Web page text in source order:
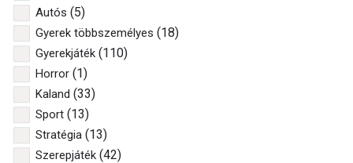
Autós (5)
Gyerek többszemélyes (18)
Gyerekjáték (110)
Horror (1)
Kaland (33)
Sport (13)
Stratégia (13)
Szerepjáték (42)